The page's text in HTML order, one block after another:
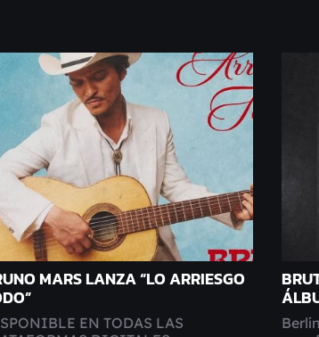
MARS LANZA “LO ARRIESGO
EN TODAS LAS